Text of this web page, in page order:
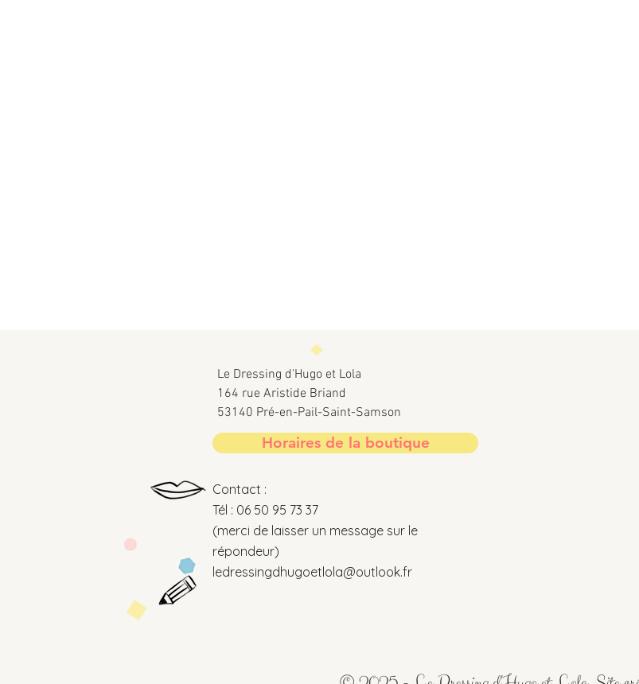
Le Dressing d'Hugo et Lola
164 rue Aristide Briand
53140 Pré-en-Pail-Saint-Samson
Horaires de la boutique
Contact :
Tél : 06 50 95 73 37
(merci de laisser un message sur le
répondeur)
ledressingdhugoetlola@outlook.fr